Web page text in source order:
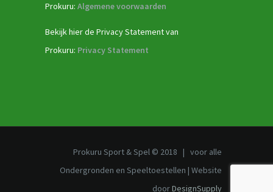
Prokuru: Algemene voorwaarden
Bekijk hier de Privacy Statement van
Prokuru: Privacy Statement
Prokuru Sport & Spel © 2018 | voor alle
Ondergronden en Speeltoestellen | Website
doorDesignSupply